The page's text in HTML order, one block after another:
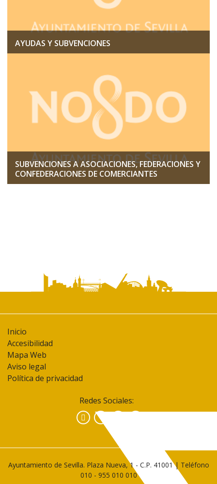
AYUDAS Y SUBVENCIONES
SUBVENCIONES A ASOCIACIONES, FEDERACIONES Y
CONFEDERACIONES DE COMERCIANTES
Inicio
Accesibilidad
Mapa Web
Aviso legal
Política de privacidad
Redes Sociales:
Facebook
Ayuntamiento de Sevilla. Plaza Nueva, 1 - C.P. 41001 | Teléfono
010 - 955 010 010